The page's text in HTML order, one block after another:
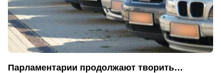
Парламентарии продолжают творить…